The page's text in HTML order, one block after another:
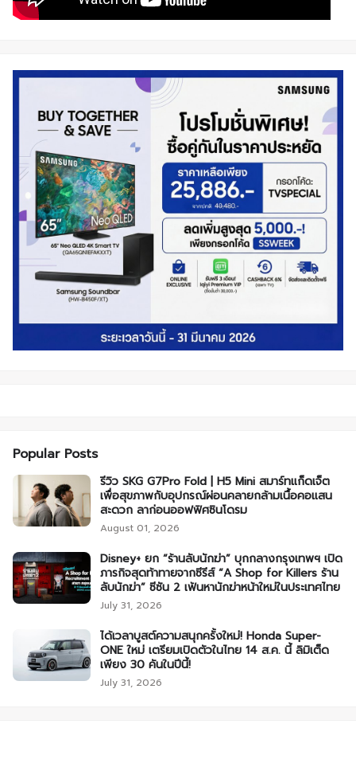
Popular Posts
รีวิว SKG G7Pro Fold | H5 Mini สมาร์ทแก็ดเจ็ต
เพื่อสุขภาพกับอุปกรณ์ผ่อนคลายกล้ามเนื้อคอแสน
สะดวก ลาก่อนออฟฟิศซินโดรม
August 01, 2026
Disney+ ยก “ร้านลับนักฆ่า” บุกกลางกรุงเทพฯ เปิด
ภารกิจสุดท้าทายจากซีรีส์ “A Shop for Killers ร้าน
ลับนักฆ่า” ซีซัน 2 เฟ้นหานักฆ่าหน้าใหม่ในประเทศไทย
July 31, 2026
ได้เวลาบูสต์ความสนุกครั้งใหม่! Honda Super-
ONE ใหม่ เตรียมเปิดตัวในไทย 14 ส.ค. นี้ ลิมิเต็ด
เพียง 30 คันในปีนี้!
July 31, 2026